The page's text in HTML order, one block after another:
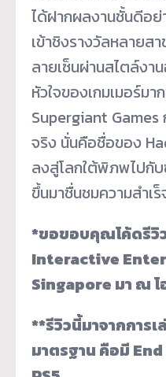
ได้ฝากผลงานชั้นดีอย่
เข้าชิงรางวัลหลายส
ลายเซ็นผ่านสไตล์งา
หัวใจของเกมเมอร์ม
Supergiant Games
จริง นั่นคือชื่อของ
ลงสู่โลกใต้พิภพไปกั
ขึ้นมาชื่นชมความสำเ
*ขอขอบคุณโค้ดรีวิ
Interactive
Singapore มา ณ
**รีวิวนี้มาจากการ
มาตรฐาน คือมี